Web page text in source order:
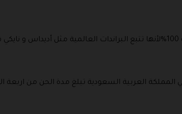
العربية السعودية تبلغ مدة الحن من اربعة